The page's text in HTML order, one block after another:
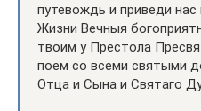
путевождь и приведи нас
Жизни Вечныя
твоим у Престола
поем со всеми святыми
Отца и Сына и Святаго